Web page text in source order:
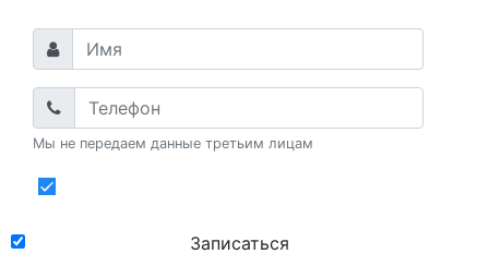
Мы не передаем данные третьим лицам
Записаться